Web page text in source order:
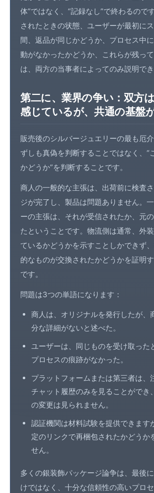
体”ではなく、“記録なし”で終わるので
されたときの状態、ユーザーが最初に
間、返品が同じかどうか、プロセス中
動がなかったかどうか、これらが残っ
は、両方の当事者によってのみ説明でき
第二に、業界の争い：双方
感じているが、共通の基盤
販売後のシルバージュエリーの最も厄
ずしも真偽を判断することではなく、“
かどうか”を判断することです。
商人の一般的な主張は、出荷前に検査
ジが完了し、製品は問題ありません。
ーの主張は、それが受信されたか、元
たということです。物流側は通常、外
ているかどうかを示すことしかできず
的なものが交換されたかどうかを証明
です。
問題は3つの単語になります：
商人は、オリジナルを発行したが、
分な詳細がないと述べた。
ユーザーは、同じものを受け取った
プロセスの痕跡がなかった。
プラットフォームまたは第三者は、
チャット履歴のみを見ることができ
の変更は見られません。
認証機関は材料試験を提供できます
定のリンクで再梱包されたかどうか
せん。
多くの銀装飾パッケージ論争は、最後
けではなく、十分な信頼性の高いプロ